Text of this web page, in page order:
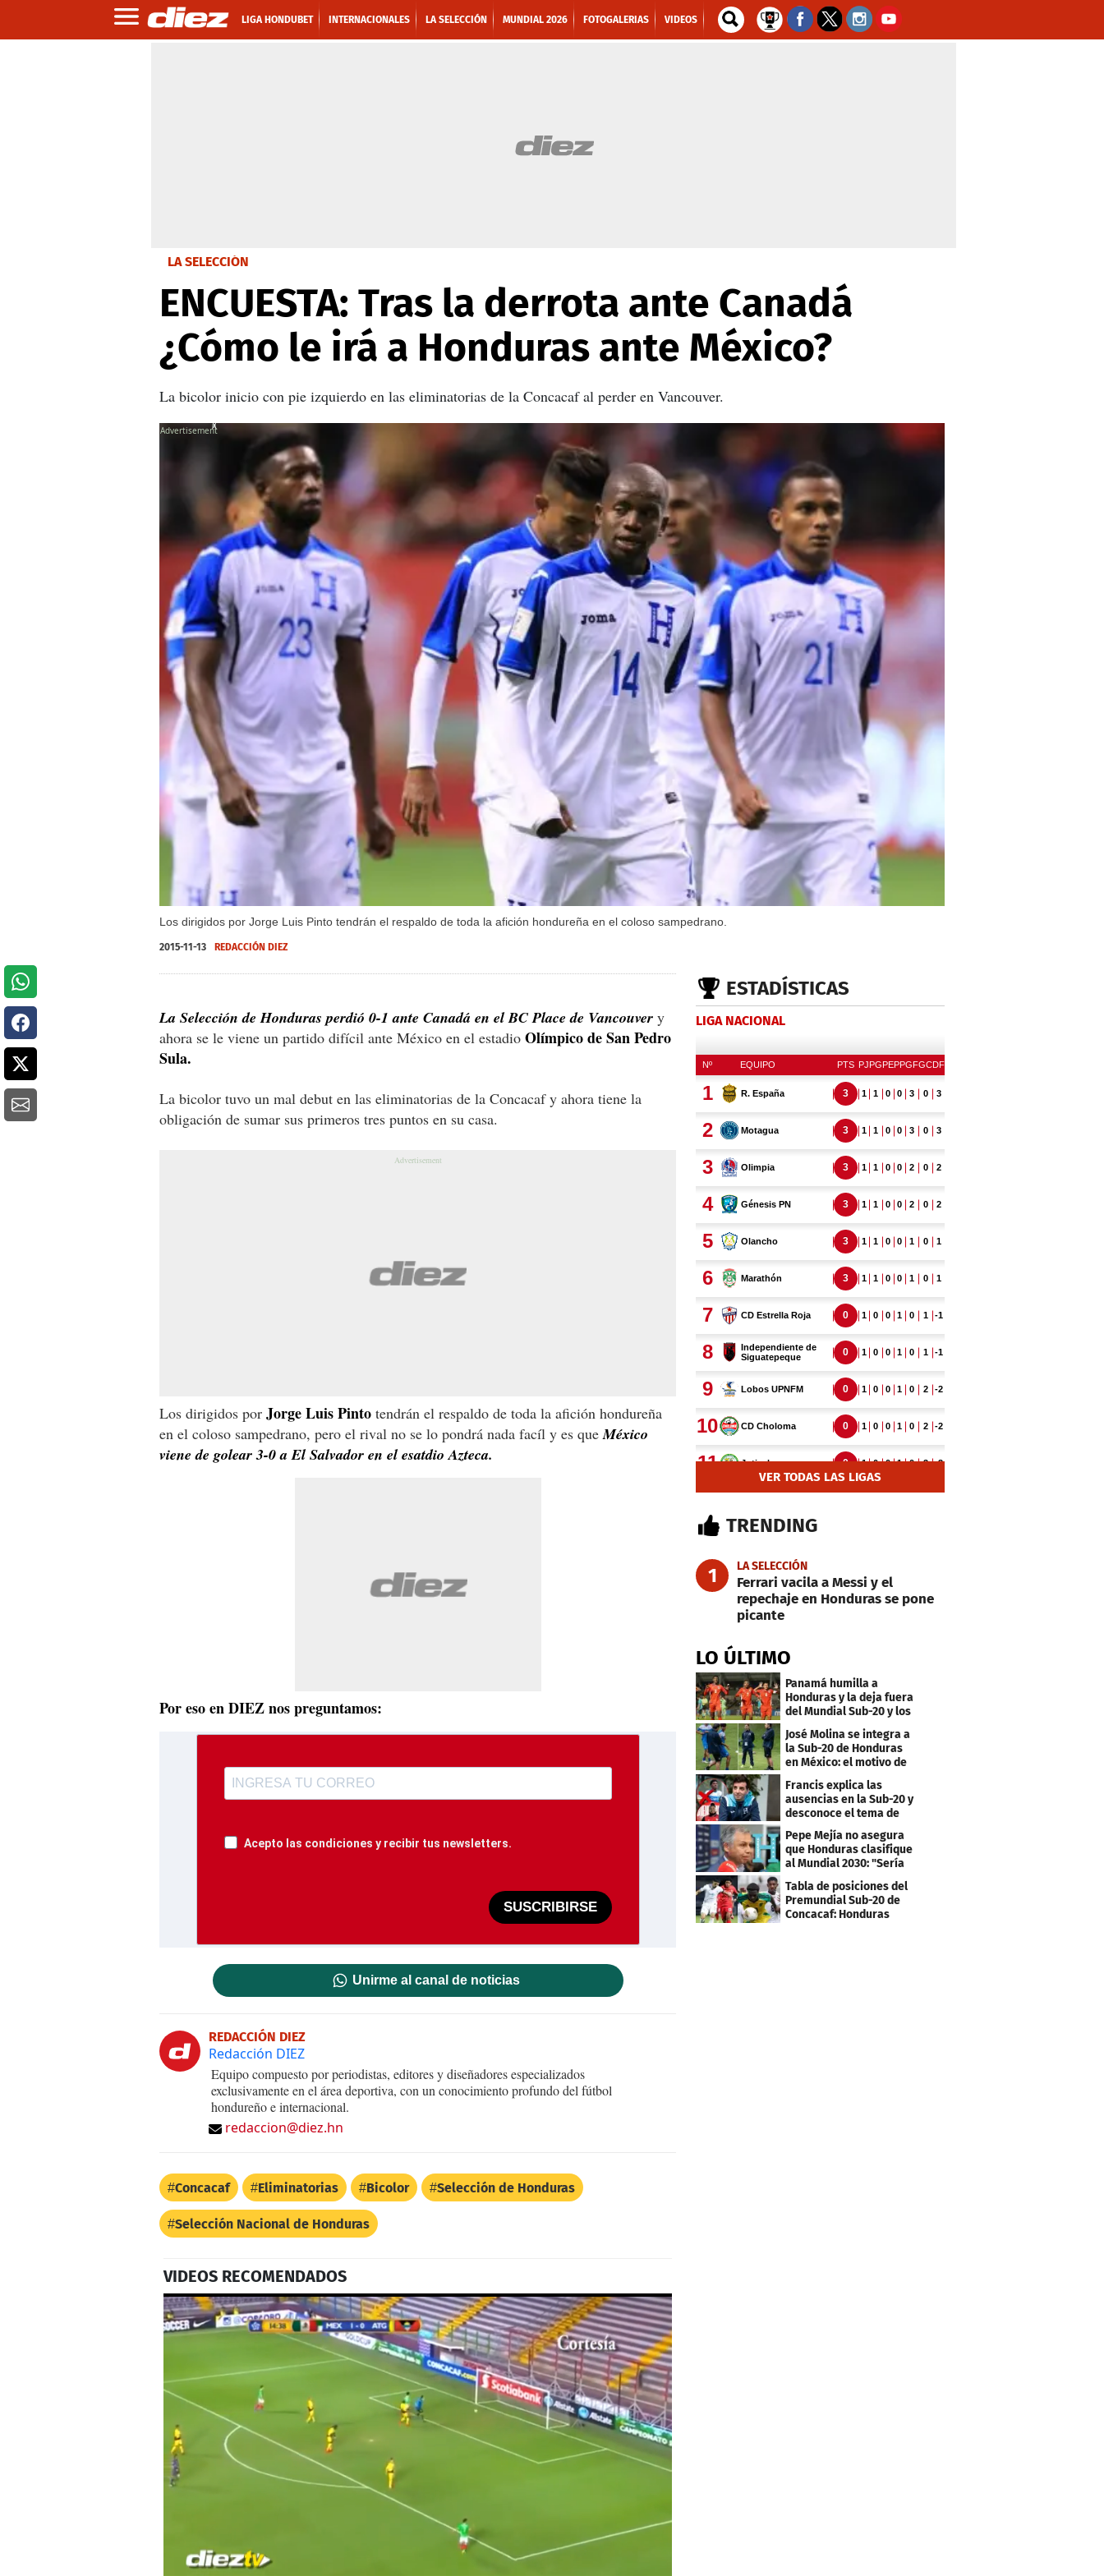
LIGA HONDUBET INTERNACIONALES LA SELECCIÓN MUNDIAL 2026 FOTOGALERIAS VIDEOS
LA SELECCIÓN
ENCUESTA: Tras la derrota ante Canadá
¿Cómo le irá a Honduras ante México?
La bicolor inicio con pie izquierdo en las eliminatorias de la Concacaf al perder en Vancouver.
Los dirigidos por Jorge Luis Pinto tendrán el respaldo de toda la afición hondureña en el coloso sampedrano.
X
2015-11-13 REDACCIÓN DIEZ
La Selección de Honduras perdió 0-1 ante Canadá en el BC Place de Vancouver y
ahora se le viene un partido difícil ante México en el estadio Olímpico de San Pedro
Sula.
La bicolor tuvo un mal debut en las eliminatorias de la Concacaf y ahora tiene la
obligación de sumar sus primeros tres puntos en su casa.
Los dirigidos por Jorge Luis Pinto tendrán el respaldo de toda la afición hondureña
en el coloso sampedrano, pero el rival no se lo pondrá nada facíl y es queMéxico
viene de golear 3-0 a El Salvador en el esatdio Azteca.
Por eso en DIEZ nos preguntamos:
Acepto las condiciones y recibir tus newsletters.
SUSCRIBIRSE
Unirme al canal de noticias
REDACCIÓN DIEZ
Redacción DIEZ
Equipo compuesto por periodistas, editores y diseñadores especializados
exclusivamente en el área deportiva, con un conocimiento profundo del fútbol
hondureño e internacional.
redaccion@diez.hn
Concacaf Eliminatorias Bicolor Selección de Honduras
Selección Nacional de Honduras
VIDEOS RECOMENDADOS
ESTADÍSTICAS
LIGA NACIONAL
VER TODAS LAS LIGAS
TRENDING
1 LA SELECCIÓN
Ferrari vacila a Messi y el
repechaje en Honduras se pone
picante
LO ÚLTIMO
Panamá humilla a
Honduras y la deja fuera
del Mundial Sub-20 y los
Juegos Olímpicos
José Molina se integra a
la Sub-20 de Honduras
en México: el motivo de
su viaje
Francis explica las
ausencias en la Sub-20 y
desconoce el tema de
los tiktokers
Pepe Mejía no asegura
que Honduras clasifique
al Mundial 2030: "Sería
mentir"
Tabla de posiciones del
Premundial Sub-20 de
Concacaf: Honduras